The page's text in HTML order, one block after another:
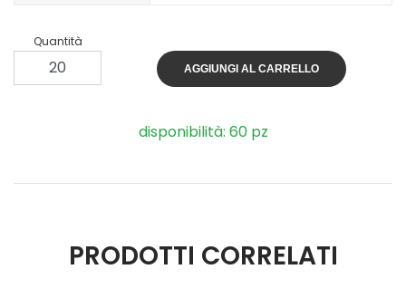
Quantità
AGGIUNGI AL CARRELLO
disponibilità: 60 pz
PRODOTTI CORRELATI